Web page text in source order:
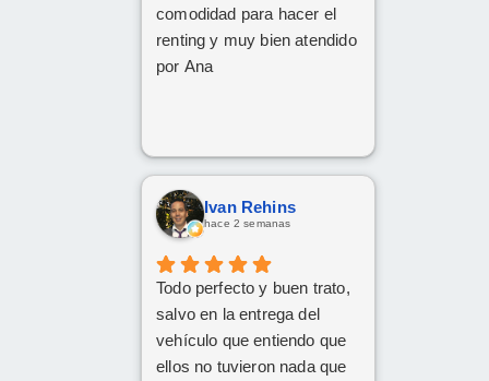
comodidad para hacer el
renting y muy bien atendido
por Ana
Ivan Rehins
hace 2 semanas
Todo perfecto y buen trato,
salvo en la entrega del
vehículo que entiendo que
ellos no tuvieron nada que